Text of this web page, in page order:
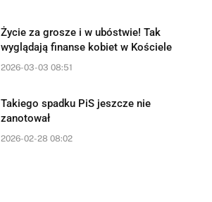
Życie za grosze i w ubóstwie! Tak
wyglądają finanse kobiet w Kościele
2026-03-03 08:51
Takiego spadku PiS jeszcze nie
zanotował
2026-02-28 08:02